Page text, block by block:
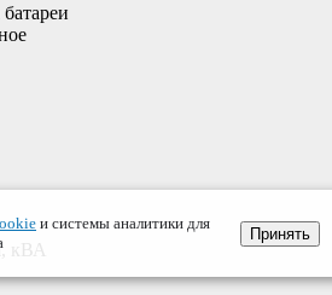
кВА
и системы аналитики для
Принять